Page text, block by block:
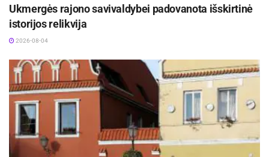
Ukmergės rajono savivaldybei padovanota išskirtinė
istorijos relikvija
2026-08-04